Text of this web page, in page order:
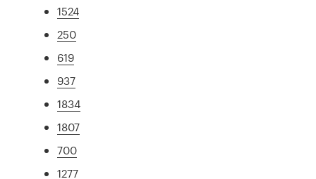
1524
250
619
937
1834
1807
700
1277